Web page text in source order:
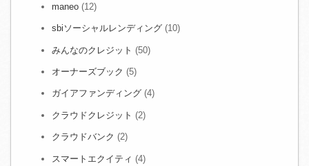
maneo (12)
sbiソーシャルレンディング (10)
みんなのクレジット (50)
オーナーズブック (5)
ガイアファンディング (4)
クラウドクレジット (2)
クラウドバンク (2)
スマートエクイティ (4)